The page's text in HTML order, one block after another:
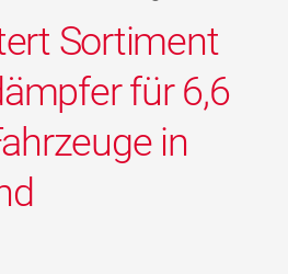
Sortiment
für 6,6
in